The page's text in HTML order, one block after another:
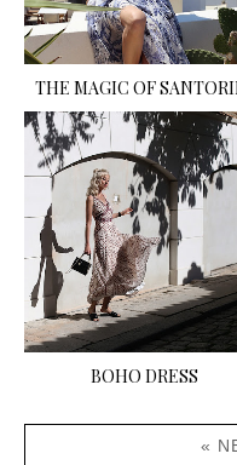
THE MAGIC OF
BOHO DRESS
«